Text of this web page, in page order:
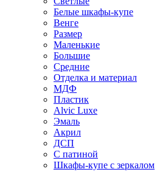
Белые шкафы-купе
Венге
Размер
Маленькие
Большие
Средние
Отделка и материал
МДФ
Пластик
Alvic Luxe
Эмаль
Акрил
ДСП
С патиной
Шкафы-купе с зеркалом